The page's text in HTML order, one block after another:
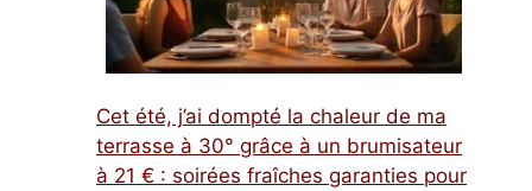
Cet été, j’ai dompté la chaleur de ma
terrasse à 30° grâce à un brumisateur
à 21 € : soirées fraîches garanties pour